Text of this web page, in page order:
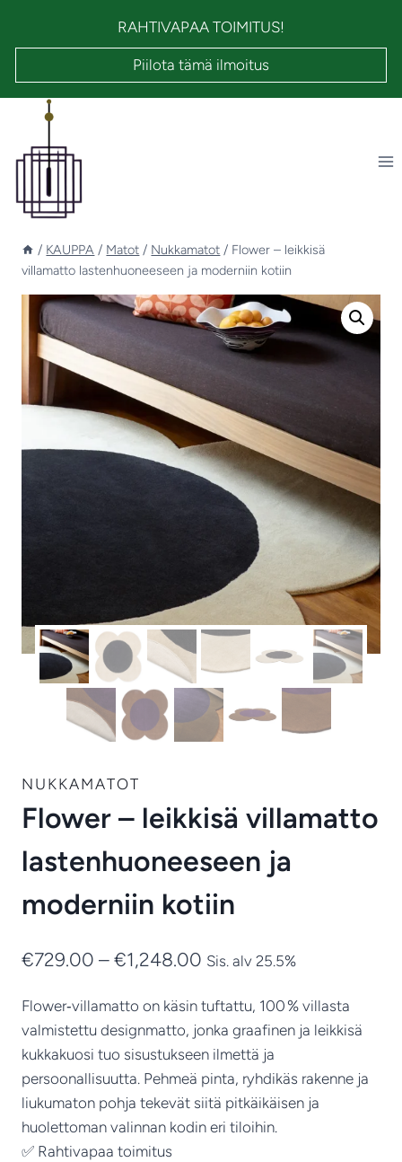
RAHTIVAPAA TOIMITUS!
Piilota tämä ilmoitus
/ KAUPPA / Matot / Nukkamatot / Flower – leikkisä
villamatto lastenhuoneeseen ja moderniin kotiin
NUKKAMATOT
Flower – leikkisä villamatto
lastenhuoneeseen ja
moderniin kotiin
€729.00 – €1,248.00 Hintaluokka:
-
€1,248.00
Sis. alv 25.5%
Flower‑villamatto on käsin tuftattu, 100 % villasta
valmistettu designmatto, jonka graafinen ja leikkisä
kukkakuosi tuo sisustukseen ilmettä ja
persoonallisuutta. Pehmeä pinta, ryhdikäs rakenne ja
liukumaton pohja tekevät siitä pitkäikäisen ja
huolettoman valinnan kodin eri tiloihin.
✅ Rahtivapaa toimitus